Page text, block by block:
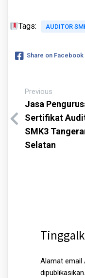
Tags: AUDITOR
Share on Facebook
Previous
Jasa
Sertifikat
SMK3
Selatan
Alamat email
dipublikasikan.